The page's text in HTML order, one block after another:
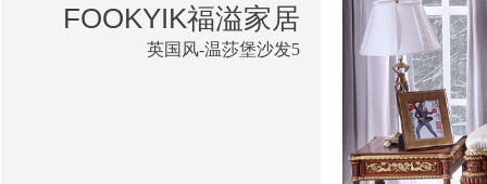
FOOKYIK福溢家居
英国风-温莎堡沙发5